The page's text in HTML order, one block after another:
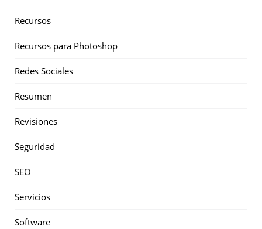
Recursos
Recursos para Photoshop
Redes Sociales
Resumen
Revisiones
Seguridad
SEO
Servicios
Software